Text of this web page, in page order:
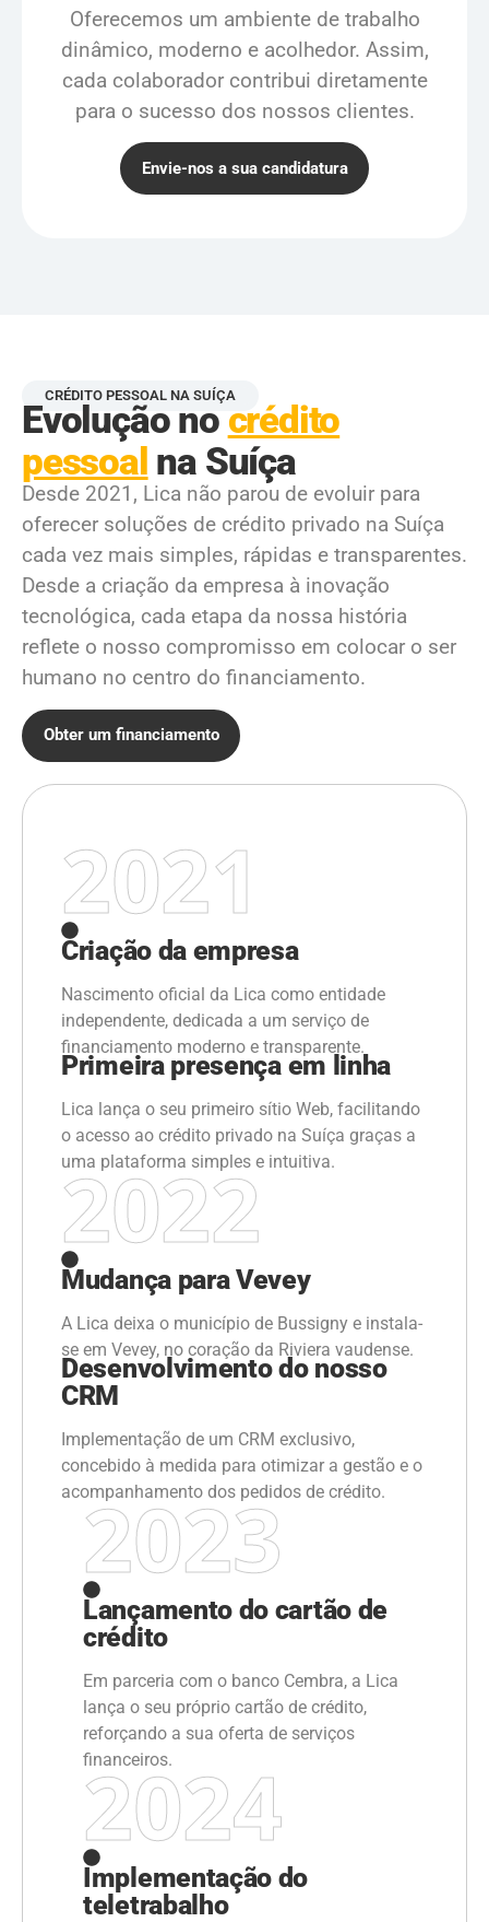
Oferecemos um ambiente de trabalho
dinâmico, moderno e acolhedor. Assim,
cada colaborador contribui diretamente
para o sucesso dos nossos clientes.
Envie-nos a sua candidatura
CRÉDITO PESSOAL NA SUÍÇA
Evolução no crédito
pessoal na Suíça
Desde 2021, Lica não parou de evoluir para
oferecer soluções de crédito privado na Suíça
cada vez mais simples, rápidas e transparentes.
Desde a criação da empresa à inovação
tecnológica, cada etapa da nossa história
reflete o nosso compromisso em colocar o ser
humano no centro do financiamento.
Obter um financiamento
2021
Criação da empresa
Nascimento oficial da Lica como entidade
independente, dedicada a um serviço de
financiamento moderno e transparente.
Primeira presença em linha
Lica lança o seu primeiro sítio Web, facilitando
o acesso ao crédito privado na Suíça graças a
uma plataforma simples e intuitiva.
2022
Mudança para Vevey
A Lica deixa o município de Bussigny e instala-
se em Vevey, no coração da Riviera vaudense.
Desenvolvimento do nosso
CRM
Implementação de um CRM exclusivo,
concebido à medida para otimizar a gestão e o
acompanhamento dos pedidos de crédito.
2023
Lançamento do cartão de
crédito
Em parceria com o banco Cembra, a Lica
lança o seu próprio cartão de crédito,
reforçando a sua oferta de serviços
financeiros.
2024
Implementação do
teletrabalho